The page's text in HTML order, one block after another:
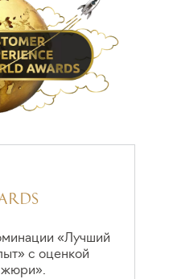
«Лучший
с оценкой
жюри».